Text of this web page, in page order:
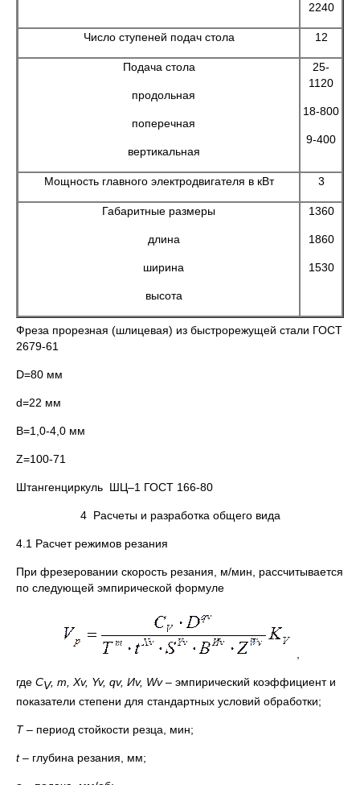
2240
Число ступеней подач стола 12
Подача стола
продольная
поперечная
вертикальная
25-
1120
18-800
9-400
Мощность главного электродвигателя в кВт 3
Габаритные размеры
длина
ширина
высота
1360
1860
1530
Фреза прорезная (шлицевая) из быстрорежущей стали ГОСТ
2679-61
D=80 мм
d=22 мм
В=1,0-4,0 мм
Z=100-71
Штангенциркуль ШЦ–1 ГОСТ 166-80
4 Расчеты и разработка общего вида
4.1 Расчет режимов резания
При фрезеровании скорость резания, м/мин, рассчитывается
по следующей эмпирической формуле
где СV, m Xv, Yv, qv, Иv, Wv– эмпирический коэффициент и
показатели степени для стандартных условий обработки;
Т– период стойкости резца, мин;
t– глубина резания, мм;